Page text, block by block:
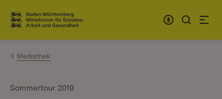
Zum Inhalt springen
Link zur Startseite
Mediathek
Sommertour 2019